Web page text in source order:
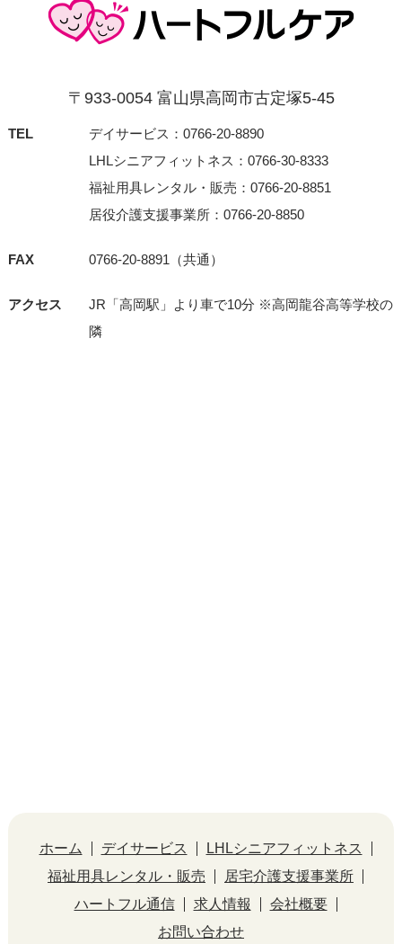
〒933-0054 富⼭県⾼岡市古定塚5-45
TEL
デイサービス：0766-20-8890
LHLシニアフィットネス：0766-30-8333
福祉用具レンタル・販売：0766-20-8851
居役介護支援事業所：0766-20-8850
FAX 0766-20-8891（共通）
アクセス
JR「⾼岡駅」より⾞で10分 ※⾼岡⿓⾕⾼等学校の
隣
ホーム デイサービス
LHLシニアフィットネス
福祉用具レンタル・販売
居宅介護支援事業所
ハートフル通信
求人情報
会社概要
お問い合わせ